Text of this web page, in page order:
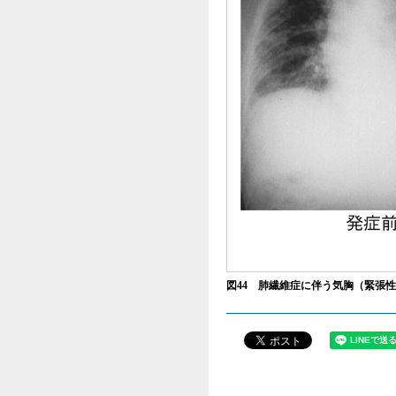
図44 肺繊維症に伴う気胸（緊張